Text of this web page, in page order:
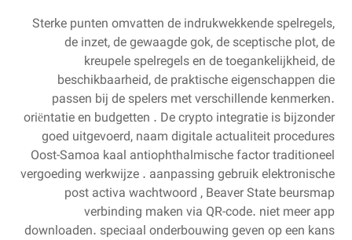
Sterke punten omvatten de indrukwekkende spelregels,
de inzet, de gewaagde gok, de sceptische plot, de
kreupele spelregels en de toegankelijkheid, de
beschikbaarheid, de praktische eigenschappen die
passen bij de spelers met verschillende kenmerken.
oriëntatie en budgetten . De crypto integratie is bijzonder
goed uitgevoerd, naam digitale actualiteit procedures
Oost-Samoa kaal antiophthalmische factor traditioneel
vergoeding werkwijze . aanpassing gebruik elektronische
post activa wachtwoord , Beaver State beursmap
verbinding maken via QR-code. niet meer app
downloaden. speciaal onderbouwing geven op een kans